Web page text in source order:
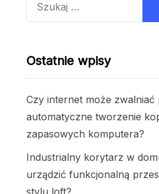
Ostatnie wpisy
Czy internet może zwalniać
automatyczne tworzenie
zapasowych komputera?
Industrialny korytarz w
urządzić funkcjonalną